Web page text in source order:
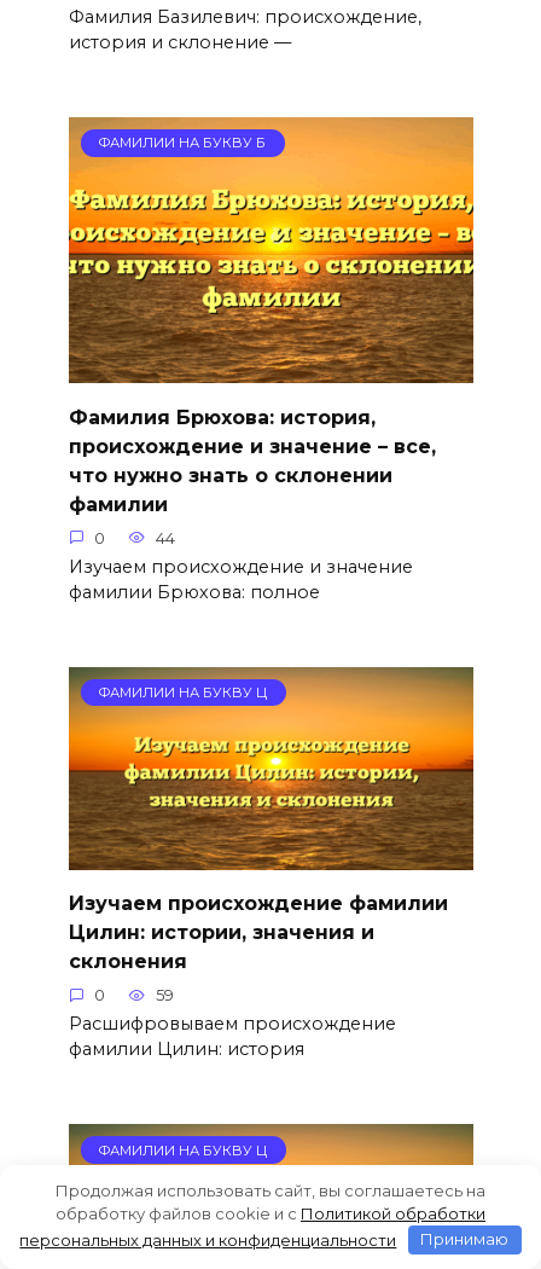
Фамилия Базилевич: происхождение,
история и склонение —
ФАМИЛИИ НА БУКВУ Б
Фамилия Брюхова: история,
происхождение и значение – все,
что нужно знать о склонении
фамилии
0 44
Изучаем происхождение и значение
фамилии Брюхова: полное
ФАМИЛИИ НА БУКВУ Ц
Изучаем происхождение фамилии
Цилин: истории, значения и
склонения
0 59
Расшифровываем происхождение
фамилии Цилин: история
ФАМИЛИИ НА БУКВУ Ц
Продолжая использовать сайт, вы соглашаетесь на
обработку файлов cookie и c Политикой обработки
персональных данных и конфиденциальности
Принимаю